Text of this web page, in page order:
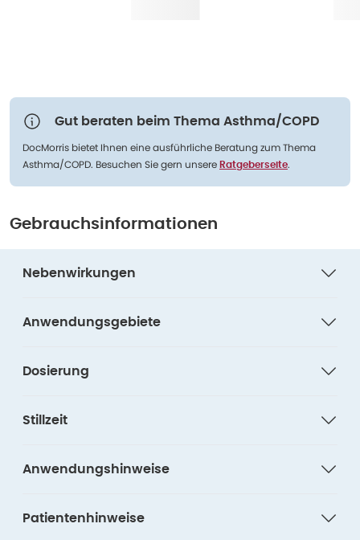
Gut beraten beim Thema Asthma/COPD
DocMorris bietet Ihnen eine ausführliche Beratung zum Thema
Asthma/COPD. Besuchen Sie gern unsere Ratgeberseite.
Gebrauchsinformationen
Nebenwirkungen
Anwendungsgebiete
Dosierung
Stillzeit
Anwendungshinweise
Patientenhinweise